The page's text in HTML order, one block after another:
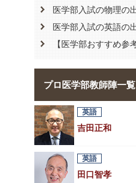
プロ医学部教師陣一覧
英語
吉田正和
英語
田口智孝